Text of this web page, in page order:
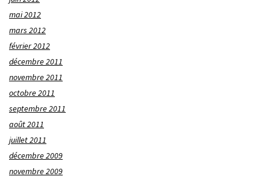
mai 2012
mars 2012
février 2012
décembre 2011
novembre 2011
octobre 2011
septembre 2011
août 2011
juillet 2011
décembre 2009
novembre 2009